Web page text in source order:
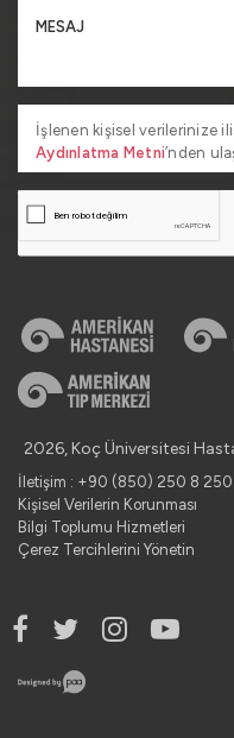
İşlenen kişisel verilerinize
Aydınlatma Metni’nden
2026, Koç Üniversitesi
İletişim : +90 (850) 250 8 250
Kişisel Verilerin Korunması
Bilgi Toplumu Hizmetleri
Çerez Tercihlerini Yönetin